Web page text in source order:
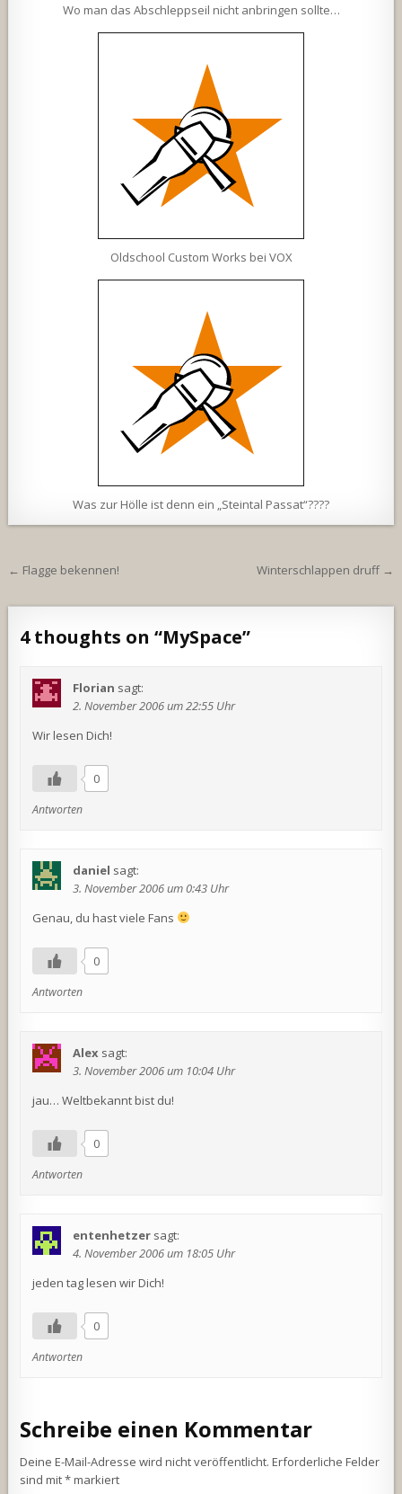
Wo man das Abschleppseil nicht anbringen sollte…
Oldschool Custom Works bei VOX
Was zur Hölle ist denn ein „Steintal Passat“????
Beitragsnavigation
← Flagge bekennen! Winterschlappen druff →
4 thoughts on “MySpace”
Florian sagt:
2. November 2006 um 22:55 Uhr
Wir lesen Dich!
0
Antworten
daniel sagt:
3. November 2006 um 0:43 Uhr
Genau, du hast viele Fans
0
Antworten
Alex sagt:
3. November 2006 um 10:04 Uhr
jau… Weltbekannt bist du!
0
Antworten
entenhetzer sagt:
4. November 2006 um 18:05 Uhr
jeden tag lesen wir Dich!
0
Antworten
Schreibe einen Kommentar
Deine E-Mail-Adresse wird nicht veröffentlicht. Erforderliche Felder
sind mit*markiert